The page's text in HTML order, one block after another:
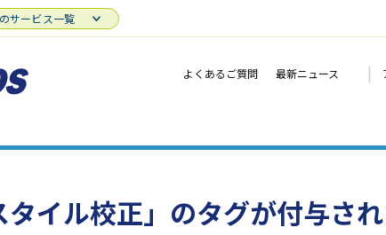
よくあるご質問 最新ニュース |
サービス一覧
タイル校正」のタグが付与さ